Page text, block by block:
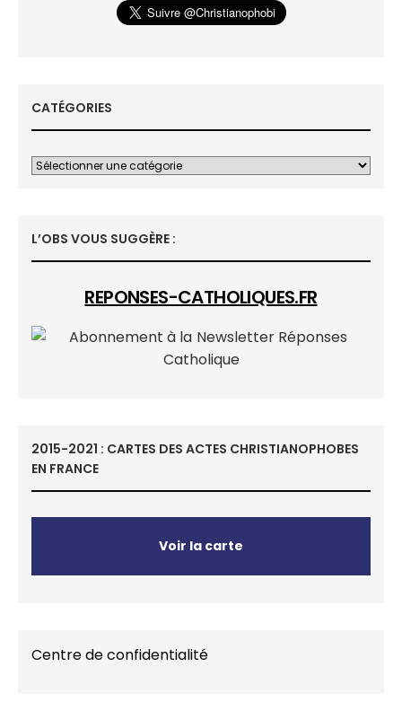
CATÉGORIES
L’OBS VOUS SUGGÈRE :
REPONSES-CATHOLIQUES.FR
2015-2021 : CARTES DES ACTES CHRISTIANOPHOBES
EN FRANCE
Voir la carte
Centre de confidentialité